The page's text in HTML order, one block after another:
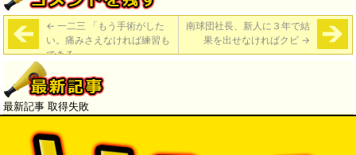
← 一二三 「もう手術がした
い。痛みさえなければ練習も
できる」
南球団社長、新人に３年で結
果を出せなければクビ →
最新記事 取得失敗